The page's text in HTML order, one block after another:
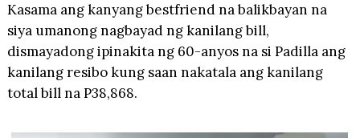
Kasama ang kanyang bestfriend na balikbayan na
siya umanong nagbayad ng kanilang bill,
dismayadong ipinakita ng 60-anyos na si Padilla ang
kanilang resibo kung saan nakatala ang kanilang
total bill na P38,868.